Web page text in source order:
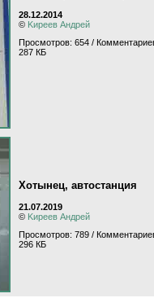
28.12.2014
© Kиpeeв Aндpeй
Просмотров: 654 /
287 КБ
Хотынец, автостанция
21.07.2019
© Kиpeeв Aндpeй
Просмотров: 789 /
296 КБ